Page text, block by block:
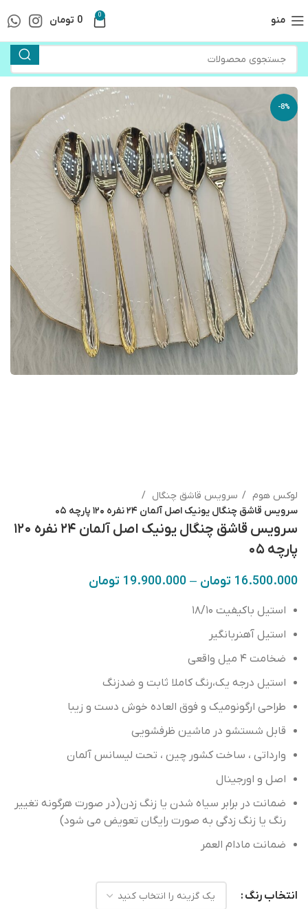
منو 0
0 تومان
-8%
لوکس هوم
سرویس قاشق چنگال
سرویس قاشق چنگال یونیک اصل آلمان ۲۴ نفره ۱۲۰ پارچه ۰۵
سرویس قاشق چنگال یونیک اصل آلمان ۲۴ نفره ۱۲۰
پارچه ۰۵
16.500.000 تومان –
19.900.000 تومان
استیل باکیفیت ۱۸/۱۰
استیل آهنربانگیر
استیل درجه یک،رنگ کاملا ثابت و ضدزنگ
طراحی ارگونومیک و فوق العاده خوش دست و زیبا
اصل و‌ اورجینال
ضمانت در برابر سیاه شدن یا زنگ زدن(در صورت هرگونه تغییر
رنگ یا زنگ زدگی به صورت رایگان تعویض می شود)
ضمانت مادام العمر
انتخاب رنگ